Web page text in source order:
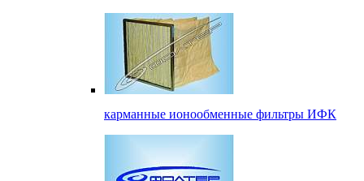
карманные ионообменные фильтры ИФК